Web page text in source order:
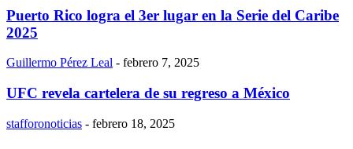
Puerto Rico logra el 3er lugar en la Serie del Caribe
2025
Guillermo Pérez Leal - febrero 7, 2025
UFC revela cartelera de su regreso a México
stafforonoticias - febrero 18, 2025